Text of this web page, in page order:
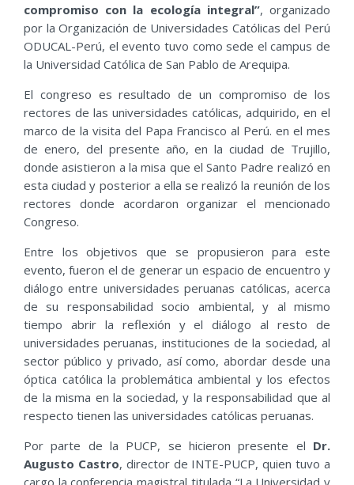
compromiso con la ecología integral”, organizado
por la Organización de Universidades Católicas del Perú
ODUCAL-Perú, el evento tuvo como sede el campus de
la Universidad Católica de San Pablo de Arequipa.
El congreso es resultado de un compromiso de los
rectores de las universidades católicas, adquirido, en el
marco de la visita del Papa Francisco al Perú. en el mes
de enero, del presente año, en la ciudad de Trujillo,
donde asistieron a la misa que el Santo Padre realizó en
esta ciudad y posterior a ella se realizó la reunión de los
rectores donde acordaron organizar el mencionado
Congreso.
Entre los objetivos que se propusieron para este
evento, fueron el de generar un espacio de encuentro y
diálogo entre universidades peruanas católicas, acerca
de su responsabilidad socio ambiental, y al mismo
tiempo abrir la reflexión y el diálogo al resto de
universidades peruanas, instituciones de la sociedad, al
sector público y privado, así como, abordar desde una
óptica católica la problemática ambiental y los efectos
de la misma en la sociedad, y la responsabilidad que al
respecto tienen las universidades católicas peruanas.
Por parte de la PUCP, se hicieron presente el Dr.
Augusto Castro, director de INTE-PUCP, quien tuvo a
cargo la conferencia magistral titulada “La Universidad y